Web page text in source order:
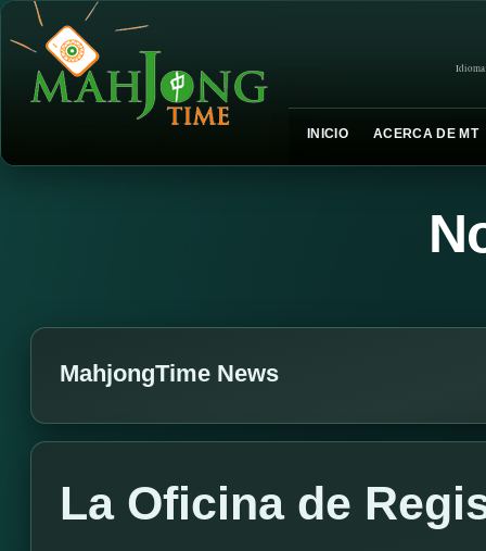
INICIO ACERCA DE MT
MahjongTime News
La Oficina de